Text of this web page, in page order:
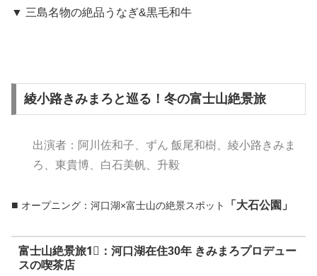
▼ 三島名物の絶品うなぎ&黒毛和牛
綾小路きみまろと巡る！冬の富士山絶景旅
出演者：阿川佐和子、ずん 飯尾和樹、綾小路きみま
ろ、東貴博、白石美帆、升毅
■ オープニング：河口湖×富士山の絶景スポット 「大石公園」
富士山絶景旅1⃣：河口湖在住30年 きみまろプロデュー
スの喫茶店